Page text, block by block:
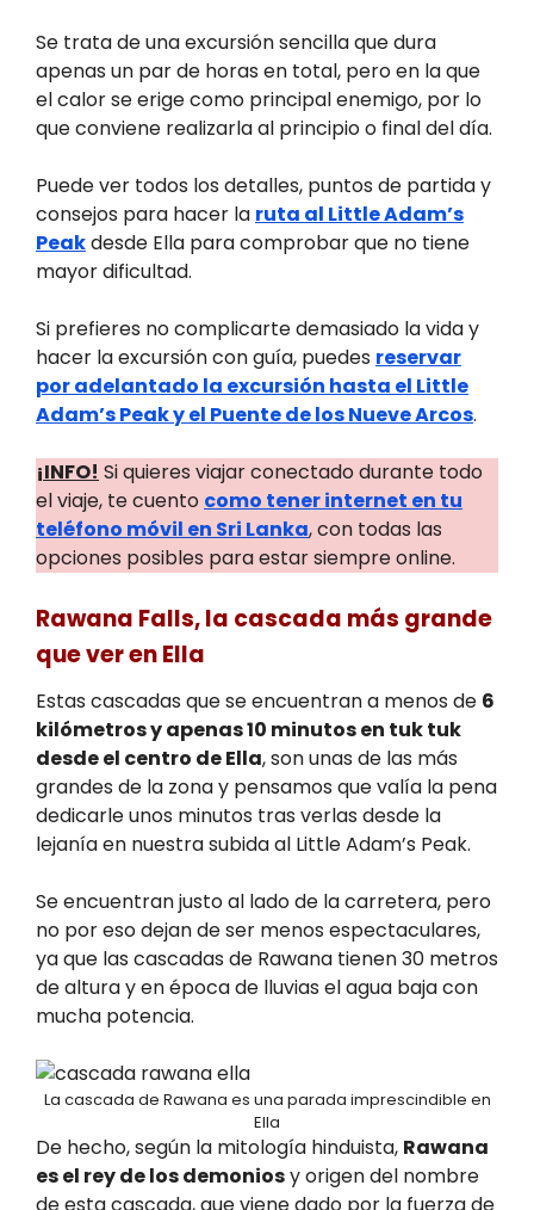
Se trata de una excursión sencilla que dura
apenas un par de horas en total, pero en la que
el calor se erige como principal enemigo, por lo
que conviene realizarla al principio o final del día.
Puede ver todos los detalles, puntos de partida y
consejos para hacer la ruta al Little Adam’s
Peakdesde Ella para comprobar que no tiene
mayor dificultad.
Si prefieres no complicarte demasiado la vida y
hacer la excursión con guía, puedes reservar
por adelantado la excursión hasta el Little
Adam’s Peak y el Puente de los Nueve Arcos.
¡INFO! Si quieres viajar conectado durante todo
el viaje, te cuento como tener internet en tu
teléfono móvil en Sri Lanka, con todas las
opciones posibles para estar siempre online.
Rawana Falls, la cascada más grande
que ver en Ella
Estas cascadas que se encuentran a menos de 6
kilómetros y apenas 10 minutos en tuk tuk
desde el centro de Ella, son unas de las más
grandes de la zona y pensamos que valía la pena
dedicarle unos minutos tras verlas desde la
lejanía en nuestra subida al Little Adam’s Peak.
Se encuentran justo al lado de la carretera, pero
no por eso dejan de ser menos espectaculares,
ya que las cascadas de Rawana tienen 30 metros
de altura y en época de lluvias el agua baja con
mucha potencia.
La cascada de Rawana es una parada imprescindible en
Ella
De hecho, según la mitología hinduista, Rawana
es el rey de los demoniosy origen del nombre
de esta cascada, que viene dado por la fuerza de